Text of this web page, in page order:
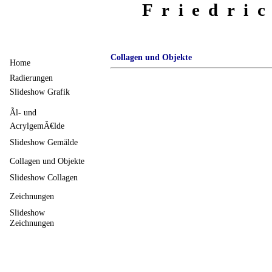
Collagen und Objekte
Home
Radierungen
Slideshow Grafik
Ãl- und
AcrylgemÃ€lde
Slideshow Gemälde
Collagen und Objekte
Slideshow Collagen
Zeichnungen
Slideshow
Zeichnungen